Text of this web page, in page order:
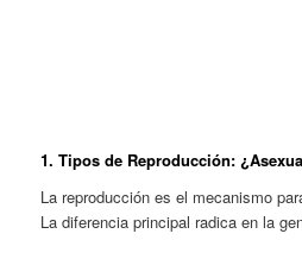
1. Tipos de Reproducción:
La reproducción es el mecanismo
La diferencia principal radica en la